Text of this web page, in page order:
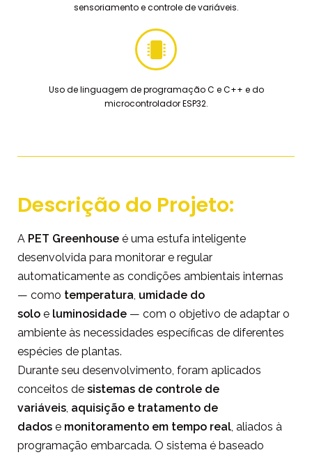
sensoriamento e controle de variáveis.
Uso de linguagem de programação C e C++ e do
microcontrolador ESP32.
Descrição do Projeto:
A PET Greenhouse é uma estufa inteligente
desenvolvida para monitorar e regular
automaticamente as condições ambientais internas
— como temperatura, umidade do
solo e luminosidade — com o objetivo de adaptar o
ambiente às necessidades específicas de diferentes
espécies de plantas.
Durante seu desenvolvimento, foram aplicados
conceitos de sistemas de controle de
variáveis, aquisição e tratamento de
dados e monitoramento em tempo real, aliados à
programação embarcada. O sistema é baseado